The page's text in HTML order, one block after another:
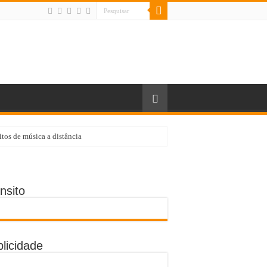
de música a distância
a receber a ação em agosto
de pico